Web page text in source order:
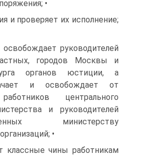
•
и проверяет их исполнение;
освобождает руководителей
городов Москвы и
органов юстиции, а
и освобождает от
центрального
и руководителей
министерству
•
классные чины работникам